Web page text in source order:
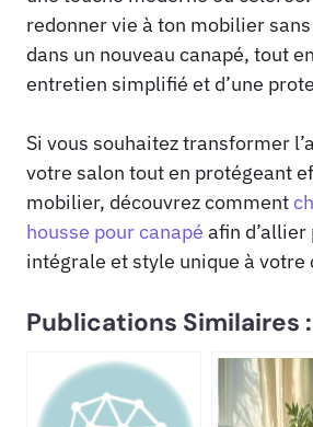
redonner vie à ton mobilier
dans un nouveau canapé, tout
entretien simplifié et d’une
Si vous souhaitez transformer
votre salon tout en protégeant
mobilier, découvrez comment
housse pour canapé afin
intégrale et style unique à votre
Publications Similaires :